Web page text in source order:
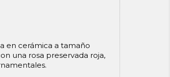
en cerámica a tamaño
una rosa preservada roja,